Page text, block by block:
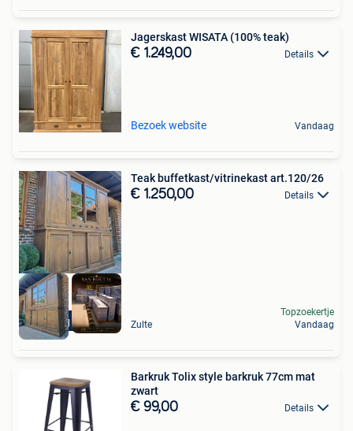
Jagerskast WISATA (100% teak)
€ 1.249,00 Details
Bezoek website Vandaag
Levering mogelijk
Teak buffetkast/vitrinekast art.120/26
€ 1.250,00 Details
Zulte
Topzoekertje
Vandaag
Barkruk Tolix style barkruk 77cm mat
zwart
€ 99,00 Details